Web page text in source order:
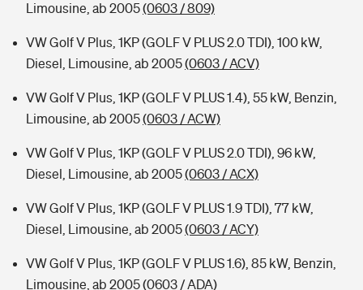
Limousine, ab 2005(0603 / 809)
VW Golf V Plus, 1KP (GOLF V PLUS 2.0 TDI), 100 kW,
Diesel, Limousine, ab 2005(0603 / ACV)
VW Golf V Plus, 1KP (GOLF V PLUS 1.4), 55 kW, Benzin,
Limousine, ab 2005(0603 / ACW)
VW Golf V Plus, 1KP (GOLF V PLUS 2.0 TDI), 96 kW,
Diesel, Limousine, ab 2005(0603 / ACX)
VW Golf V Plus, 1KP (GOLF V PLUS 1.9 TDI), 77 kW,
Diesel, Limousine, ab 2005(0603 / ACY)
VW Golf V Plus, 1KP (GOLF V PLUS 1.6), 85 kW, Benzin,
Limousine, ab 2005(0603 / ADA)